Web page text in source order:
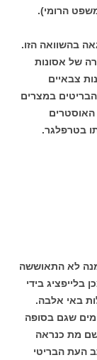
הרומי).
בהשוואה הזו.
של אסונות
צבאיים
במצרים
האוסטרים
בטרפלגר.
שממנה לא התאוששה
בידי
באי אלבה.
שגם בסופה
שם מת כנראה
העת הבריטי